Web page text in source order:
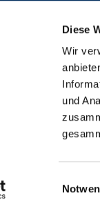
Diese
Wir
und
i
Kath.